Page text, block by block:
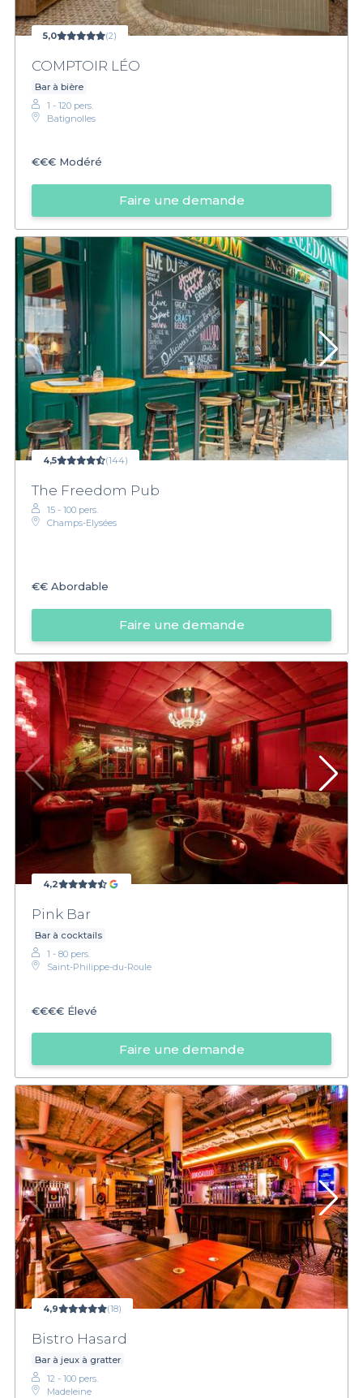
5,0 (2)
COMPTOIR LÉO
Bar à bière
1 - 120 pers.
Batignolles
€€€ Modéré
Faire une demande
4,5 (144)
The Freedom Pub
15 - 100 pers.
Champs-Elysées
€€ Abordable
Faire une demande
4,2
Pink Bar
Bar à cocktails
1 - 80 pers.
Saint-Philippe-du-Roule
€€€€ Élevé
Faire une demande
4,9 (18)
Bistro Hasard
Bar à jeux à gratter
12 - 100 pers.
Madeleine